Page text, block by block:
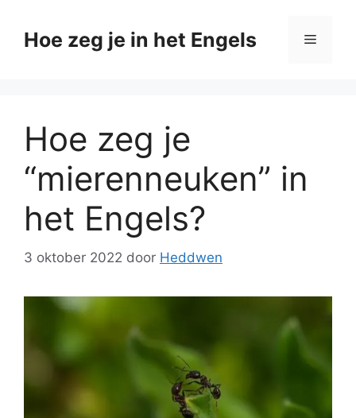
naarHoe zeg je in het Engels Menu
Hoe zeg je
“mierenneuken” in
het Engels?
3 oktober 2022 door Heddwen